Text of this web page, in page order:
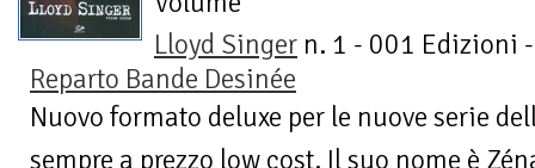
Lloyd Singer n. 1 - 001 Edizioni -
Reparto Bande Desinée
Nuovo formato deluxe per le nuove serie
sempre a prezzo low cost. Il suo nome è